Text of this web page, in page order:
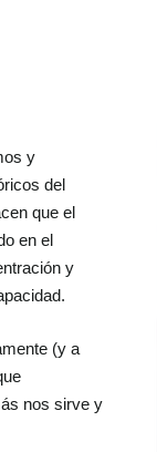
y
del
que el
en el
y
(y a
nos sirve y